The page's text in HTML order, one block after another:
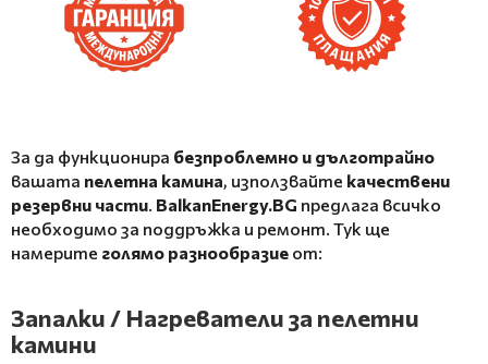
За да функционира безпроблемно и дълготрайно
вашата пелетна камина, използвайте качествени
резервни части. BalkanEnergy.BG предлага всичко
необходимо за поддръжка и ремонт. Тук ще
намерите голямо разнообразие от:
Запалки / Нагреватели за пелетни
камини